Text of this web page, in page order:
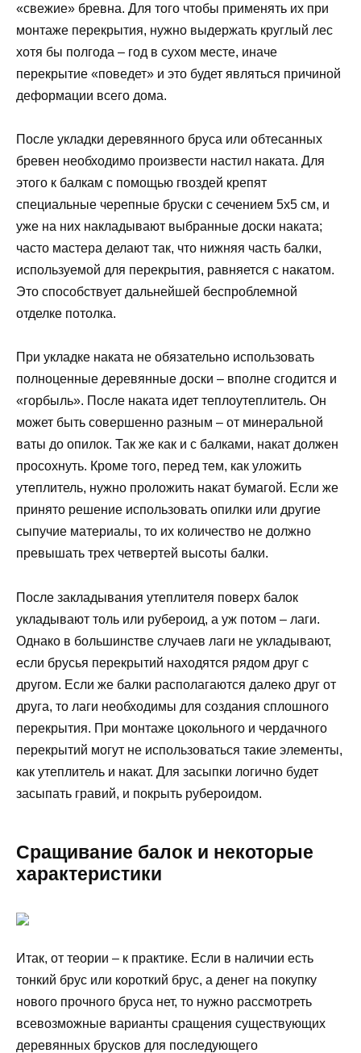
«свежие» бревна. Для того чтобы применять их при
монтаже перекрытия, нужно выдержать круглый лес
хотя бы полгода – год в сухом месте, иначе
перекрытие «поведет» и это будет являться причиной
деформации всего дома.
После укладки деревянного бруса или обтесанных
бревен необходимо произвести настил наката. Для
этого к балкам с помощью гвоздей крепят
специальные черепные бруски с сечением 5х5 см, и
уже на них накладывают выбранные доски наката;
часто мастера делают так, что нижняя часть балки,
используемой для перекрытия, равняется с накатом.
Это способствует дальнейшей беспроблемной
отделке потолка.
При укладке наката не обязательно использовать
полноценные деревянные доски – вполне сгодится и
«горбыль». После наката идет теплоутеплитель. Он
может быть совершенно разным – от минеральной
ваты до опилок. Так же как и с балками, накат должен
просохнуть. Кроме того, перед тем, как уложить
утеплитель, нужно проложить накат бумагой. Если же
принято решение использовать опилки или другие
сыпучие материалы, то их количество не должно
превышать трех четвертей высоты балки.
После закладывания утеплителя поверх балок
укладывают толь или рубероид, а уж потом – лаги.
Однако в большинстве случаев лаги не укладывают,
если брусья перекрытий находятся рядом друг с
другом. Если же балки располагаются далеко друг от
друга, то лаги необходимы для создания сплошного
перекрытия. При монтаже цокольного и чердачного
перекрытий могут не использоваться такие элементы,
как утеплитель и накат. Для засыпки логично будет
засыпать гравий, и покрыть рубероидом.
Сращивание балок и некоторые
характеристики
Итак, от теории – к практике. Если в наличии есть
тонкий брус или короткий брус, а денег на покупку
нового прочного бруса нет, то нужно рассмотреть
всевозможные варианты сращения существующих
деревянных брусков для последующего